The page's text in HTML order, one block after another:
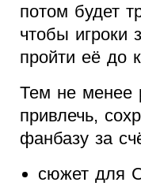
потом будет
чтобы игроки
пройти её до
Тем не менее
привлечь,
фанбазу за
сюжет для